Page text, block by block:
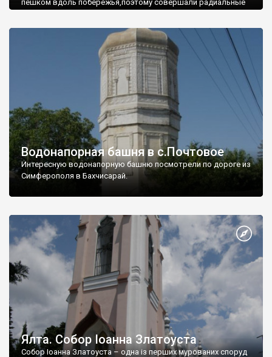
пешком вдоль побережья,поэтому совершали радиальные
Водонапорная башня в с.Почтовое
Интересную водонапорную башню посмотрели по дороге из
Симферополя в Бахчисарай.
Ялта. Собор Іоанна Златоуста
Собор Іоанна Златоуста – одна із перших мурованих споруд